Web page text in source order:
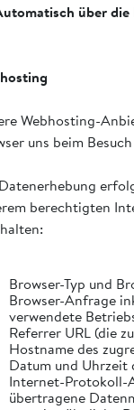
über
Webhosting-
uns beim
berechtigten
Browser-Typ und
Browser-Anfrage
verwendete
Referrer URL (die
Hostname des
Datum und Uhrzeit
Internet-Protokoll-
übertragene